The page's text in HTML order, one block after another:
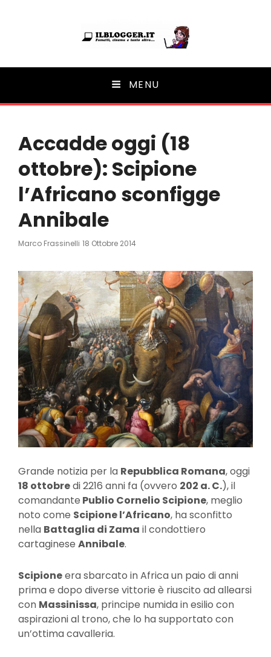
Ilblogger.it
Il portalino di blog | MENU
Accadde oggi (18
ottobre): Scipione
l’Africano sconfigge
Annibale
Marco Frassinelli Posted
18 Ottobre 2014
Grande notizia per la Repubblica Romana, oggi
18 ottobredi 2216 anni fa (ovvero 202 a. C.), il
comandante Publio Cornelio Scipione, meglio
noto come Scipione l’Africano, ha sconfitto
nella Battaglia di Zama il condottiero
cartaginese Annibale.
Scipioneera sbarcato in Africa un paio di anni
prima e dopo diverse vittorie è riuscito ad allearsi
con Massinissa, principe numida in esilio con
aspirazioni al trono, che lo ha supportato con
un’ottima cavalleria.